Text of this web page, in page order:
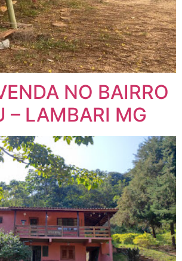
NO BAIRRO
– LAMBARI MG